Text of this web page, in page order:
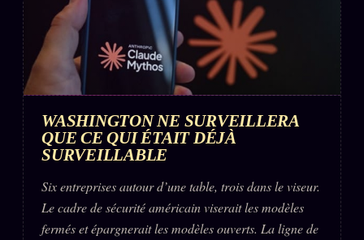
WASHINGTON NE SURVEILLERA
QUE CE QUI ÉTAIT DÉJÀ
SURVEILLABLE
Six entreprises autour d’une table, trois dans le viseur.
Le cadre de sécurité américain viserait les modèles
fermés et épargnerait les modèles ouverts. La ligne de